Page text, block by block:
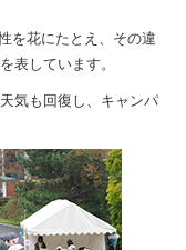
を花にたとえ、その違
表しています。
気も回復し、キャンパ